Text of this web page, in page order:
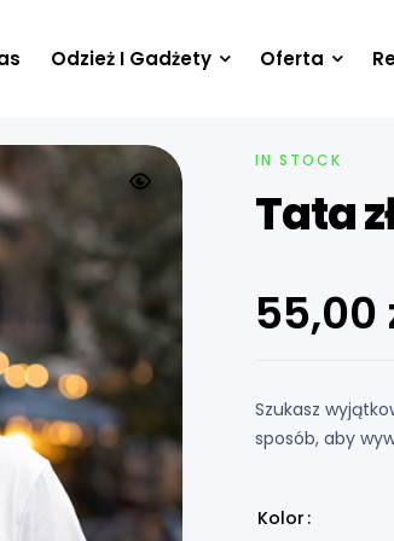
Odzież I Gadżety Oferta
IN STOCK
Tata
55,00
Szukasz
sposób, aby
Kolor